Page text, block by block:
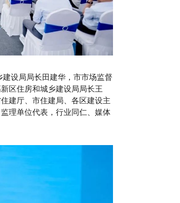
设局局长田建华，市市场监督
区住房和城乡建设局局长王
建厅、市住建局、各区建设主
理单位代表，行业同仁、媒体